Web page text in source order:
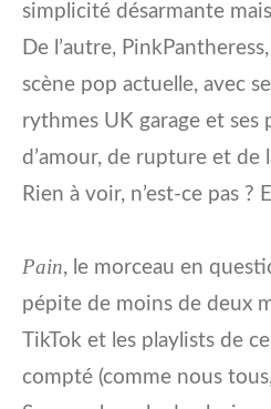
simplicité désarmante
De l’autre,
scène pop actuelle, avec
rythmes UK garage et ses
d’amour, de rupture et de
Rien à voir, n’est-ce pas
Pain, le morceau en
pépite de moins de deux
TikTok et les playlists de
compté (comme nous